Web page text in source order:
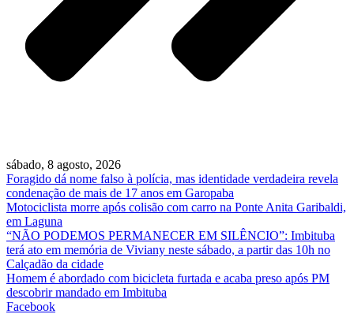
sábado, 8 agosto, 2026
Foragido dá nome falso à polícia, mas identidade verdadeira revela
condenação de mais de 17 anos em Garopaba
Motociclista morre após colisão com carro na Ponte Anita Garibaldi,
em Laguna
“NÃO PODEMOS PERMANECER EM SILÊNCIO”: Imbituba
terá ato em memória de Viviany neste sábado, a partir das 10h no
Calçadão da cidade
Homem é abordado com bicicleta furtada e acaba preso após PM
descobrir mandado em Imbituba
Facebook